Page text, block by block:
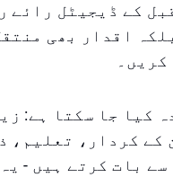
کے ڈیجیٹل رائے
اقدار بھی
کیا جا سکتا ہے:
کے کردار، تعلیم،
بات کرتے ہیں -